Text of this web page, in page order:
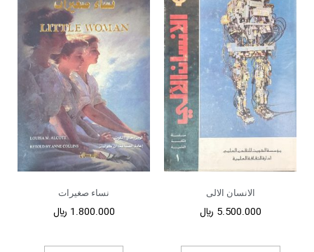
الانسان الالی
5.500.000 ﷼
نساء صغیرات
1.800.000 ﷼